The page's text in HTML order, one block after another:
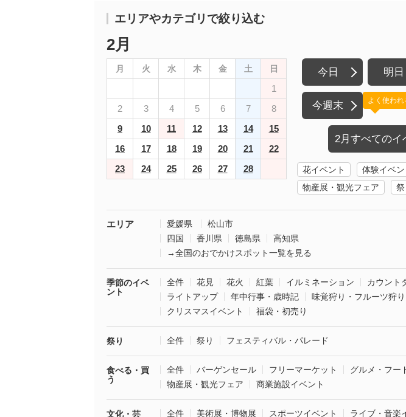
エリアやカテゴリで絞り込む
2月
月 火 水 木 金 土 日
1
2
3 4 5 6 7
8
9
10 11 12 13 14
15
16
17 18 19 20 21
22
23
24 25 26 27 28
今日 明日
今週末
2月すべてのイ
よく使わ
花イベント
体験イベン
物産展・観光フェア
祭
エリア 愛媛県
松山市
四国
香川県 徳島県
高知県
→全国のおでかけスポット一覧を見る
季節のイベ
ント
全件 花見 花火 紅葉 イルミネーション カウント
ライトアップ
年中行事・歳時記
味覚狩り・フルーツ狩り
クリスマスイベント
福袋・初売り
祭り 全件 祭り フェスティバル・パレード
食べる・買
う
全件 バーゲンセール フリーマーケット
グルメ・フー
物産展・観光フェア
商業施設イベント
文化・芸
全件 美術展・博物展 スポーツイベント
ライブ・音楽